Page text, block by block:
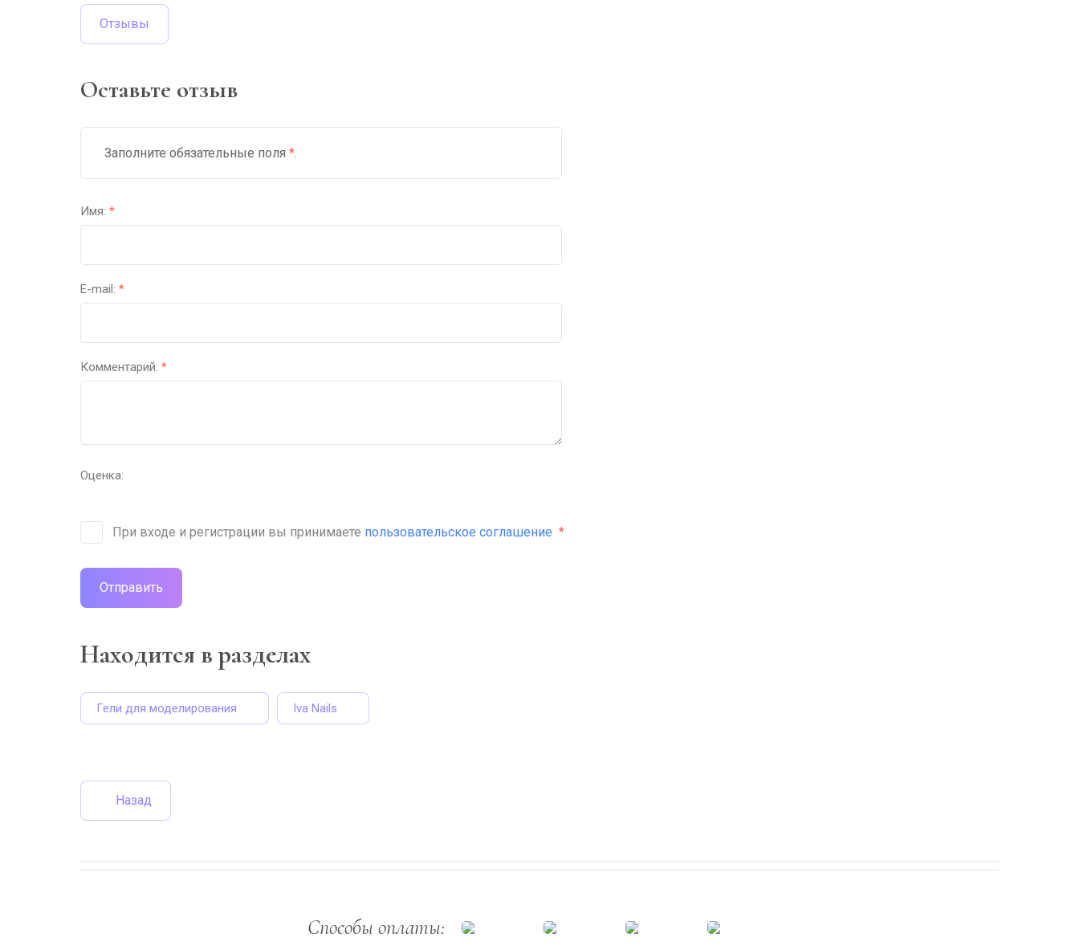
Отзывы
Оставьте отзыв
Заполните обязательные поля *.
Имя: *
E-mail: *
Комментарий: *
Оценка:
При входе и регистрации вы принимаете пользовательское соглашение *
Отправить
Находится в разделах
Гели для моделирования Iva Nails
Назад
Способы оплаты: